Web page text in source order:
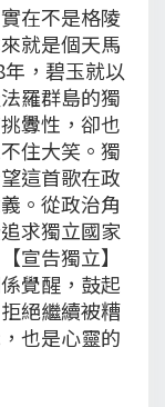
在不是格陵
就是個天馬
，碧玉就以
羅群島的獨
釁性，卻也
住大笑。獨
這首歌在政
。從政治角
求獨立國家
宣告獨立】
覺醒，鼓起
絕繼續被糟
也是心靈的